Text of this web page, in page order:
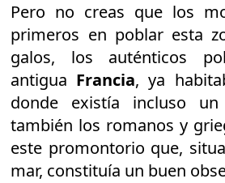
Pero no creas que los
primeros en poblar esta
galos, los auténticos
antigua Francia, ya
donde existía incluso
también los romanos y
este promontorio que,
mar, constituía un buen